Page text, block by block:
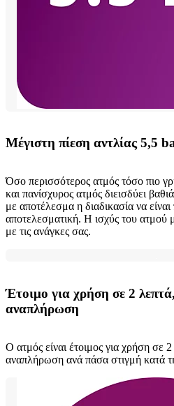
Μέγιστη πίεση αντλίας 5,5
Όσο περισσότερος ατμός τόσο πιο
και πανίσχυρος ατμός διεισδύει
με αποτέλεσμα η διαδικασία να
αποτελεσματική. Η ισχύς του ατμού
με τις ανάγκες σας.
Έτοιμο για χρήση σε 2
αναπλήρωση
Ο ατμός είναι έτοιμος για χρήση σε
αναπλήρωση ανά πάσα στιγμή κατά